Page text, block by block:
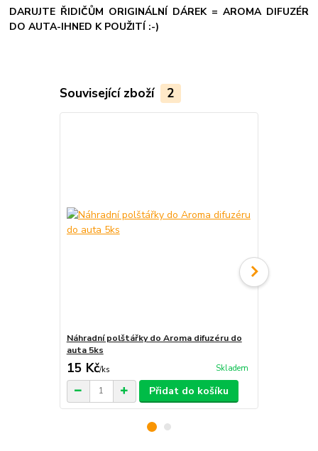
DARUJTE ŘIDIČŮM ORIGINÁLNÍ DÁREK = AROMA DIFUZÉR
DO AUTA-IHNED K POUŽITÍ :-)
Související zboží 2
Náhradní polštářky do Aroma difuzéru do
auta 5ks
15 Kč/ks Skladem
Přidat do košíku